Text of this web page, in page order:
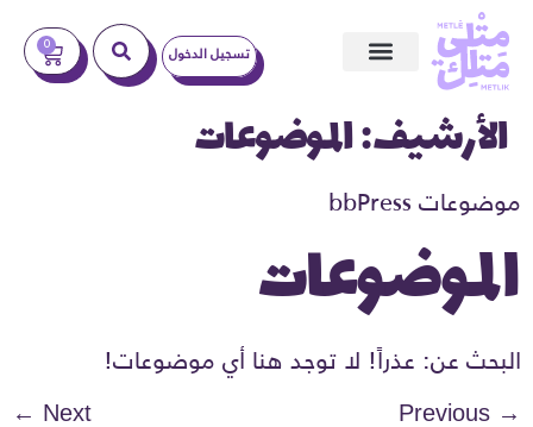
تسجيل الدخول 0
الأرشيف:الموضوعات
موضوعات bbPress
الموضوعات
البحث عن: عذراً! لا توجد هنا أي موضوعات!
→
Next
←